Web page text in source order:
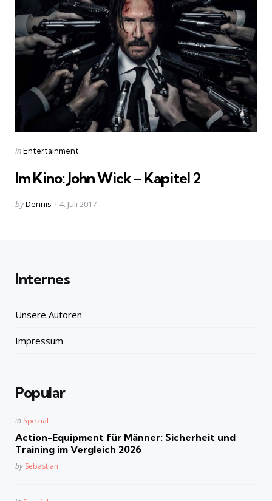
Categories
Posted
inEntertainment
Im Kino: John Wick – Kapitel 2
Posted
byDennis 4. Juli 2017
Internes
Unsere Autoren
Impressum
Popular
Posted
in Spezial
Action-Equipment für Männer: Sicherheit und
Training im Vergleich 2026
Posted
by Sebastian